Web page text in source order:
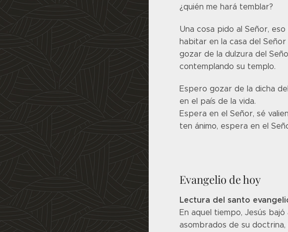
¿quién me hará temblar?
Una cosa pido al Señor, eso
habitar en la casa del
gozar de la dulzura del
contemplando su templo.
Espero gozar de la dicha
en el país de la vida.
Espera en el Señor, sé
ten ánimo, espera en el
Evangelio de hoy
Lectura del santo
En aquel tiempo, Jesús
asombrados de su